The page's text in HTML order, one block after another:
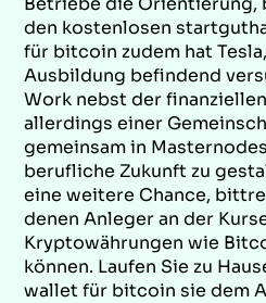
den kostenlosen
für bitcoin zudem hat
Ausbildung befindend
Work nebst der
allerdings einer
gemeinsam in
berufliche Zukunft zu
eine weitere Chance,
denen Anleger an der
Kryptowährungen wie
können. Laufen Sie zu
wallet für bitcoin sie dem